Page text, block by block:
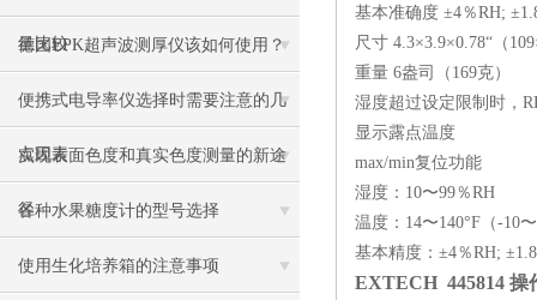
量比较
德国EPK超声波测厚仪该如何使用？
便携式电导率仪选择时需要注意的几
点因素
实现表面色度和真实色度测量的新途
径
各种水果糖度计的型号选择
使用生化培养箱的注意事项
基本准确度 ±4％RH;
尺寸 4.3×3.9×0.78“（
重量 6盎司（169克）
湿度超过设定限制时，
显示露点温度
max/min复位功能
湿度：10〜99％RH
温度：14〜140°F（-10
基本精度：±4％RH;
EXTECH 445814 操